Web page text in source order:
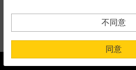
07-08-2026 16:20 (15分鐘延
民使用，並不提供或發售予美國人。本
閣下購買證券、基金單位或其他投資工
其他地方)，但清楚表明上述意圖的個
提供網站內容的基準 – 使用時
不同意
同意